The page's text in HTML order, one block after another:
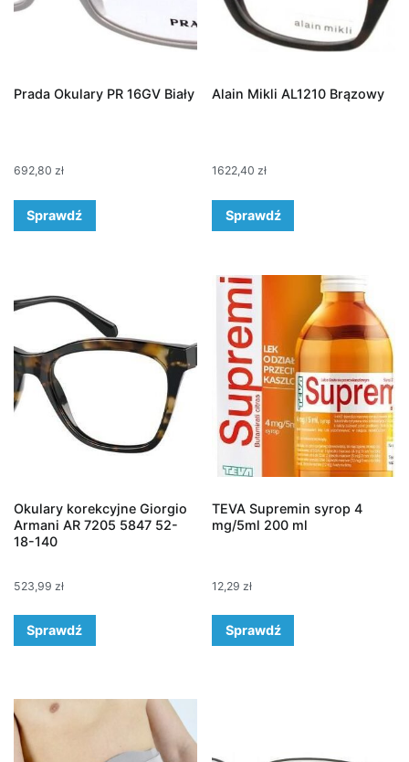
Prada Okulary PR 16GV Biały
692,80 zł
Sprawdź
Alain Mikli AL1210 Brązowy
1622,40zł
Sprawdź
Okulary korekcyjne Giorgio
Armani AR 7205 5847 52-
18-140
523,99 zł
Sprawdź
TEVA Supremin syrop 4
mg/5ml 200 ml
12,29 zł
Sprawdź